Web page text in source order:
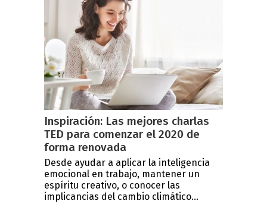
Inspiración: Las mejores charlas
TED para comenzar el 2020 de
forma renovada
Desde ayudar a aplicar la inteligencia
emocional en trabajo, mantener un
espíritu creativo, o conocer las
implicancias del cambio climático...